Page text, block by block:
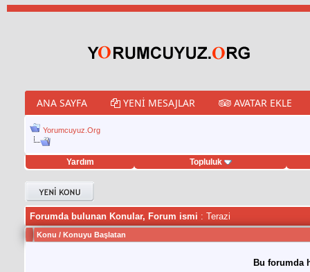
ANA SAYFA YENI MESAJLAR AVATAR EKLE
Yorumcuyuz.Org
Yardım Topluluk
hilesi
Forumda bulunan Konular, Forum ismi : Terazi
Konu / Konuyu Başlatan
Bu forumda